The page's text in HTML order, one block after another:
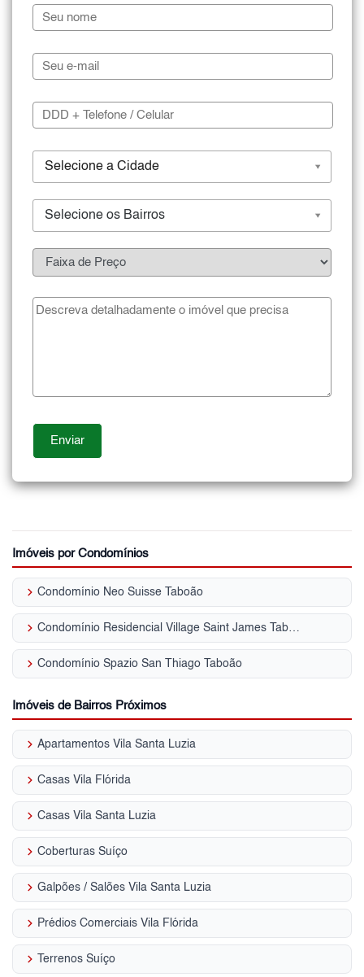
Selecione a Cidade
Selecione os Bairros
Imóveis por Condomínios
keyboard_arrow_right Condomínio Neo Suisse Taboão
keyboard_arrow_right Condomínio Residencial Village Saint James Taboão
keyboard_arrow_right Condomínio Spazio San Thiago Taboão
Imóveis de Bairros Próximos
keyboard_arrow_right Apartamentos Vila Santa Luzia
keyboard_arrow_right Casas Vila Flórida
keyboard_arrow_right Casas Vila Santa Luzia
keyboard_arrow_right Coberturas Suíço
keyboard_arrow_right Galpões / Salões Vila Santa Luzia
keyboard_arrow_right Prédios Comerciais Vila Flórida
keyboard_arrow_right Terrenos Suíço